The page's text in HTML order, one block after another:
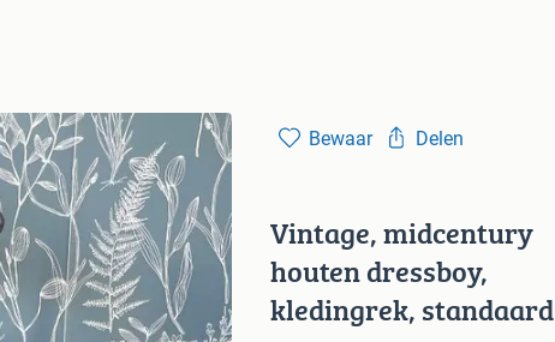
Bewaar Delen
Vintage, midcentury
houten dressboy,
kledingrek, standaard